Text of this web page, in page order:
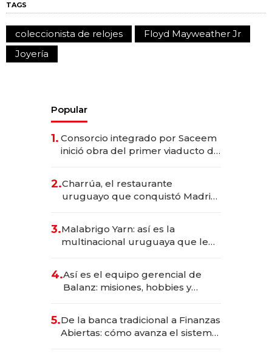
TAGS
coleccionista de relojes
Floyd Mayweather Jr
Joyería
Popular
1. Consorcio integrado por Saceem
inició obra del primer viaducto de
millones
2.Charrúa, el restaurante
uruguayo que conquistó Madrid:
anticipación y prepara apertura
3.Malabrigo Yarn: así es la
multinacional uruguaya que le
4.Así es el equipo gerencial de
Balanz: misiones, hobbies y
5.De la banca tradicional a Finanzas
Abiertas: cómo avanza el sistema